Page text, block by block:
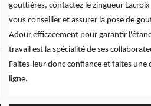
gouttières, contactez le zingueur
vous conseiller et assurer la pose de
Adour efficacement pour garantir
travail est la spécialité de ses
Faites-leur donc confiance et faites une
ligne.